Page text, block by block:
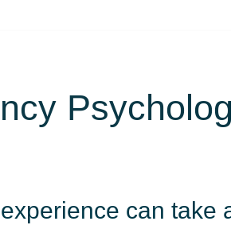
can take